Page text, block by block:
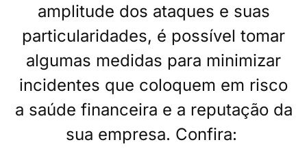
amplitude dos ataques e suas
particularidades, é possível tomar
algumas medidas para minimizar
incidentes que coloquem em risco
a saúde financeira e a reputação da
sua empresa. Confira: